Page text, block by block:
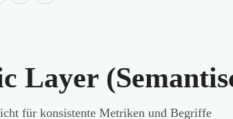
Layer
für konsistente Metriken und Begriffe